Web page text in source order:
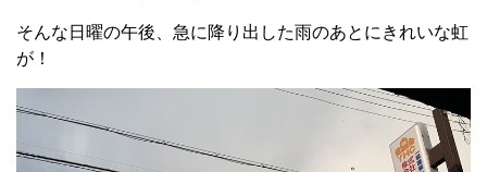
そんな日曜の午後、急に降り出した雨のあとにきれいな虹
が！